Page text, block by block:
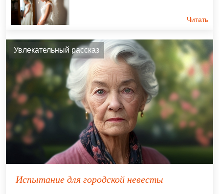
Читать
Увлекательный рассказ
Испытание для городской невесты